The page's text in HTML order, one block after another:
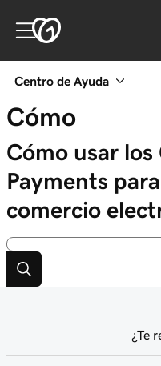
Centro de Ayuda
Cómo
Cómo usar los
Payments
comercio
¿Te